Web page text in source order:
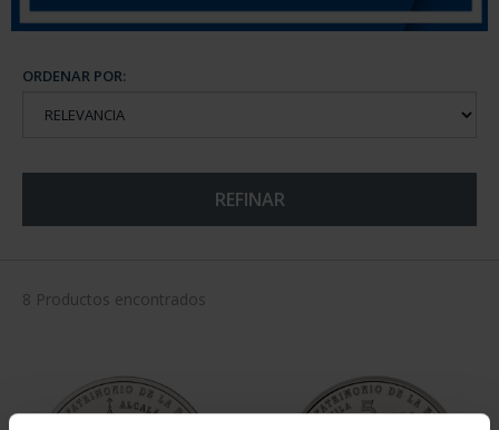
ORDENAR POR:
REFINAR
8 Productos encontrados